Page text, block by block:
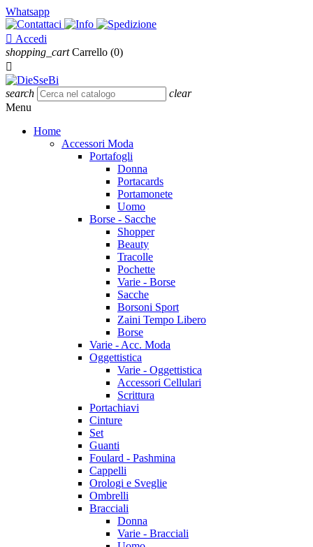
Whatsapp
 Accedi
shopping_cart Carrello (0)

search
clear
Menu
Home
Accessori Moda
Portafogli
Donna
Portacards
Portamonete
Uomo
Borse - Sacche
Shopper
Beauty
Tracolle
Pochette
Varie - Borse
Sacche
Borsoni Sport
Zaini Tempo Libero
Borse
Varie - Acc. Moda
Oggettistica
Varie - Oggettistica
Accessori Cellulari
Scrittura
Portachiavi
Cinture
Set
Guanti
Foulard - Pashmina
Cappelli
Orologi e Sveglie
Ombrelli
Bracciali
Donna
Varie - Bracciali